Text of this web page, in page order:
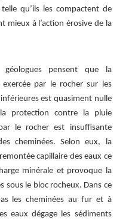
qu’ils les compactent de
mieux à l’action érosive de la
géologues pensent que la
exercée par le rocher sur les
est quasiment nulle
protection contre la pluie
le rocher est insuffisante
cheminées. Selon eux, la
capillaire des eaux ce
minérale et provoque la
sous le bloc rocheux. Dans ce
les cheminées au fur et à
eaux dégage les sédiments